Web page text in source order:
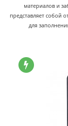
материалов и
представляет собой
для